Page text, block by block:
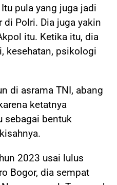
pula yang juga jadi
Polri. Dia juga yakin
itu. Ketika itu, dia
kesehatan, psikologi
di asrama TNI, abang
ketatnya
sebagai bentuk
2023 usai lulus
Bogor, dia sempat